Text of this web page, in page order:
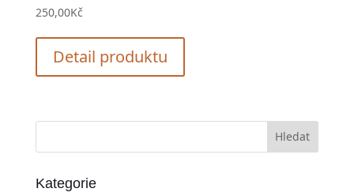
250,00Kč
Detail produktu
Kategorie